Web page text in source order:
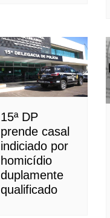
15ª DP
prende casal
indiciado por
homicídio
duplamente
qualificado